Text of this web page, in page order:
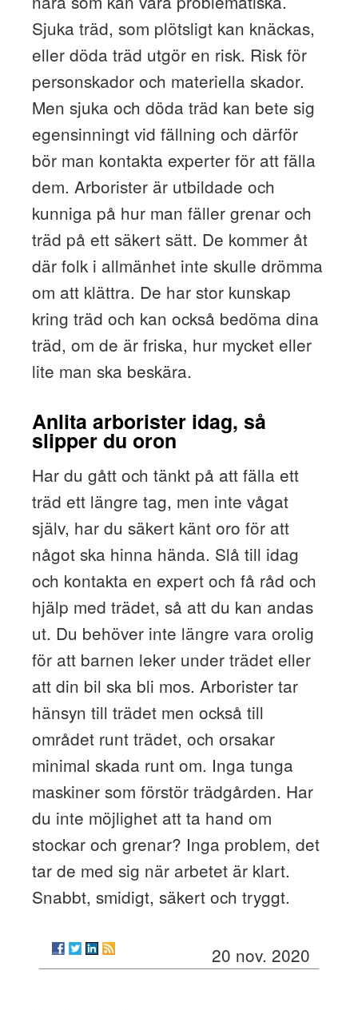
Sjuka träd, som plötsligt kan knäckas,
eller döda träd utgör en risk. Risk för
personskador och materiella skador.
Men sjuka och döda träd kan bete sig
egensinningt vid fällning och därför
bör man kontakta experter för att fälla
dem. Arborister är utbildade och
kunniga på hur man fäller grenar och
träd på ett säkert sätt. De kommer åt
där folk i allmänhet inte skulle drömma
om att klättra. De har stor kunskap
kring träd och kan också bedöma dina
träd, om de är friska, hur mycket eller
lite man ska beskära.
Anlita arborister idag, så
slipper du oron
Har du gått och tänkt på att fälla ett
träd ett längre tag, men inte vågat
själv, har du säkert känt oro för att
något ska hinna hända. Slå till idag
och kontakta en expert och få råd och
hjälp med trädet, så att du kan andas
ut. Du behöver inte längre vara orolig
för att barnen leker under trädet eller
att din bil ska bli mos. Arborister tar
hänsyn till trädet men också till
området runt trädet, och orsakar
minimal skada runt om. Inga tunga
maskiner som förstör trädgården. Har
du inte möjlighet att ta hand om
stockar och grenar? Inga problem, det
tar de med sig när arbetet är klart.
Snabbt, smidigt, säkert och tryggt.
20 nov. 2020